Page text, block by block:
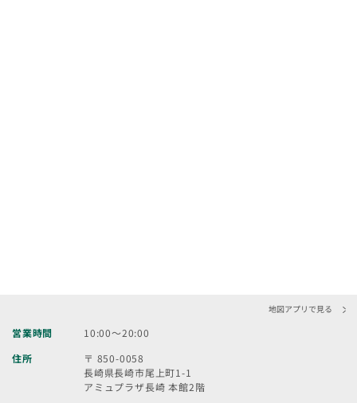
地図アプリで見る
営業時間
10:00～20:00
住所
〒 850-0058
長崎県長崎市尾上町1-1
アミュプラザ長崎 本館2階